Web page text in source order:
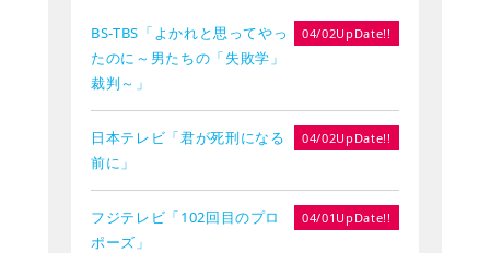
BS-TBS「よかれと思ってやっ
たのに～男たちの「失敗学」
裁判～」
04/02UpDate!!
日本テレビ「君が死刑になる
前に」
04/02UpDate!!
フジテレビ「102回目のプロ
ポーズ」
04/01UpDate!!